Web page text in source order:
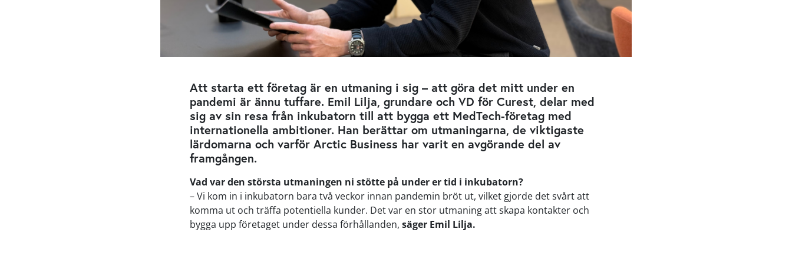
Att starta ett företag är en utmaning i sig – att göra det mitt under en
pandemi är ännu tuffare. Emil Lilja, grundare och VD för Curest, delar med
sig av sin resa från inkubatorn till att bygga ett MedTech-företag med
internationella ambitioner. Han berättar om utmaningarna, de viktigaste
lärdomarna och varför Arctic Business har varit en avgörande del av
framgången.
Vad var den största utmaningen ni stötte på under er tid i inkubatorn?
– Vi kom in i inkubatorn bara två veckor innan pandemin bröt ut, vilket gjorde det svårt att
komma ut och träffa potentiella kunder. Det var en stor utmaning att skapa kontakter och
bygga upp företaget under dessa förhållanden, säger Emil Lilja.